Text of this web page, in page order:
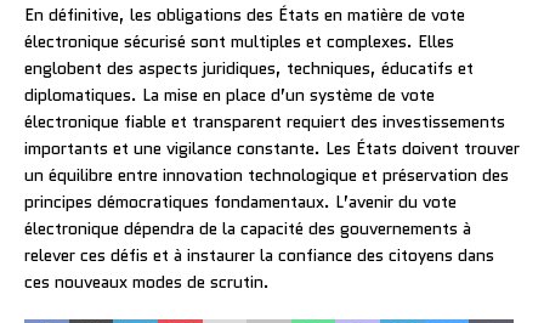
En définitive, les obligations des États en matière de vote
électronique sécurisé sont multiples et complexes. Elles
englobent des aspects juridiques, techniques, éducatifs et
diplomatiques. La mise en place d’un système de vote
électronique fiable et transparent requiert des investissements
importants et une vigilance constante. Les États doivent trouver
un équilibre entre innovation technologique et préservation des
principes démocratiques fondamentaux. L’avenir du vote
électronique dépendra de la capacité des gouvernements à
relever ces défis et à instaurer la confiance des citoyens dans
ces nouveaux modes de scrutin.